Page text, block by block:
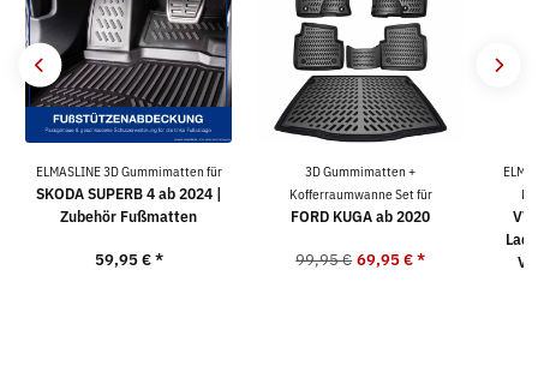
ELMASLINE 3D Gummimatten für
SKODA SUPERB 4 ab 2024 |
Zubehör Fußmatten
59,95 €*
3D Gummimatten +
Kofferraumwanne Set für
FORD KUGA ab 2020
99,95 € 69,95 €*